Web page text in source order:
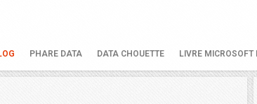
PHARE DATA DATA CHOUETTE LIVRE MICROSOFT